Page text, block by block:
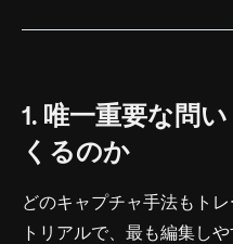
1. 唯一重要な問
くるのか
どのキャプチャ手法もト
トリアルで、最も編集し